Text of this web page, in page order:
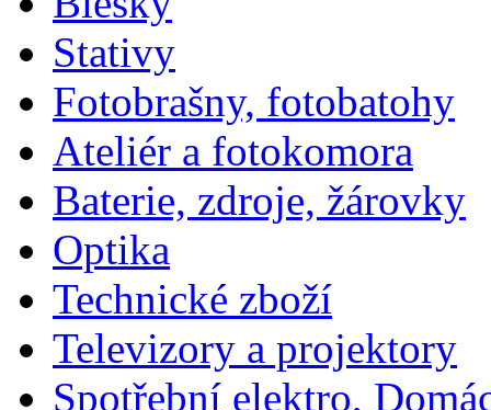
Stativy
Fotobrašny, fotobatohy
Ateliér a fotokomora
Baterie, zdroje, žárovky
Optika
Technické zboží
Televizory a projektory
Spotřební elektro,